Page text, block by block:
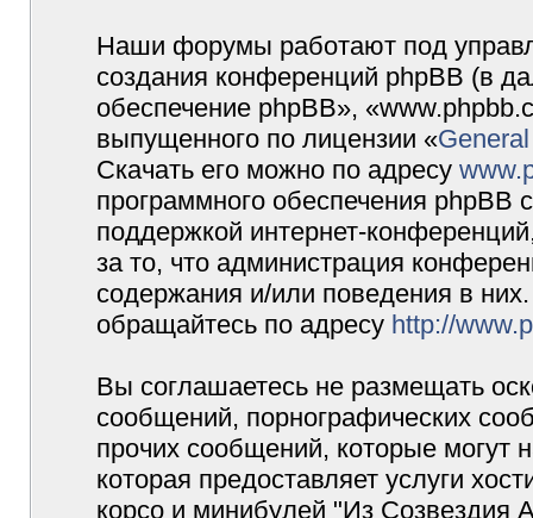
Наши форумы работают под
создания конференций phpBB (в
обеспечение phpBB»,
выпущенного по лицензии «
Скачать его можно по адресу
программного обеспечения phpBB
поддержкой интернет-
за то, что администрация
содержания и/или поведения в
обращайтесь по адресу http://
Вы соглашаетесь не размещать
сообщений, порнографических
прочих сообщений, которые могут
которая предоставляет услуги
корсо и минибулей "Из Созвездия